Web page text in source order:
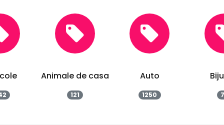
casa Auto
1250
Bijuterii
79